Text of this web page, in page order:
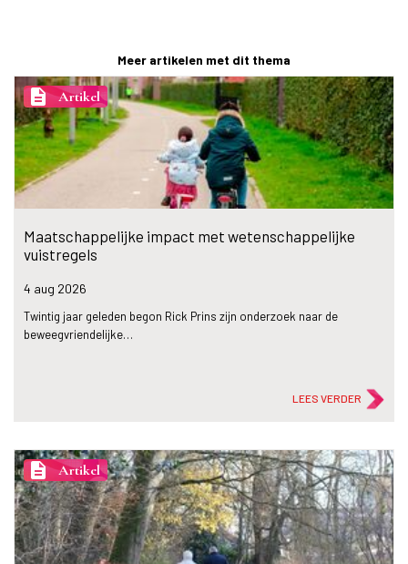
Meer artikelen met dit thema
description Artikel
Maatschappelijke impact met wetenschappelijke
vuistregels
4 aug 2026
Twintig jaar geleden begon Rick Prins zijn onderzoek naar de
beweegvriendelijke…
LEES VERDER
description Artikel